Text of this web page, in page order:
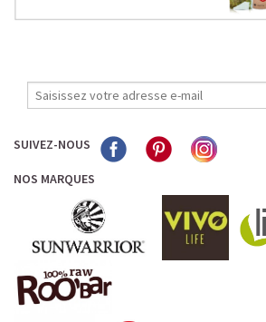
SUIVEZ-NOUS
NOS MARQUES